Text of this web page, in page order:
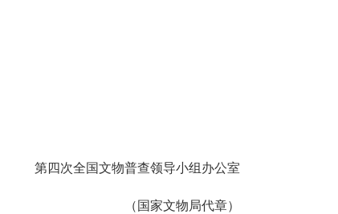
次全国文物普查领导小组办公室
（国家文物局代章）